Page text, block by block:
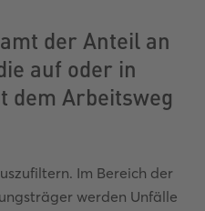
der Anteil an
auf oder in
dem Arbeitsweg
Im Bereich der
werden Unfälle